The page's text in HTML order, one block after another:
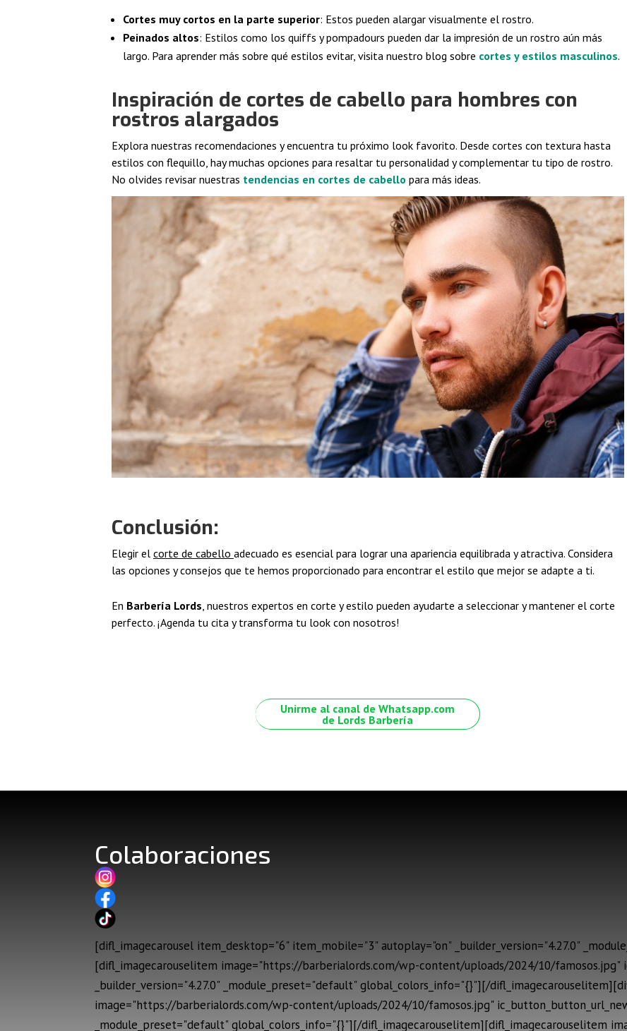
Cortes muy cortos en la parte superior: Estos pueden alargar visualmente el rostro.
Peinados altos: Estilos como los quiffs y pompadours pueden dar la impresión de un rostro aún más
largo. Para aprender más sobre qué estilos evitar, visita nuestro blog sobre cortes y estilos masculinos.
Inspiración de cortes de cabello para hombres con
rostros alargados
Explora nuestras recomendaciones y encuentra tu próximo look favorito. Desde cortes con textura hasta
estilos con flequillo, hay muchas opciones para resaltar tu personalidad y complementar tu tipo de rostro.
No olvides revisar nuestras tendencias en cortes de cabello para más ideas.
Conclusión:
Elegir el corte de cabello adecuado es esencial para lograr una apariencia equilibrada y atractiva. Considera
las opciones y consejos que te hemos proporcionado para encontrar el estilo que mejor se adapte a ti.
En Barbería Lords, nuestros expertos en corte y estilo pueden ayudarte a seleccionar y mantener el corte
perfecto. ¡Agenda tu cita y transforma tu look con nosotros!
Unirme al canal de Whatsapp.com
de Lords Barbería
Colaboraciones
[difl_imagecarousel item_desktop="6" item_mobile="3" autoplay="on" _builder_version="4.27.0"
[difl_imagecarouselitem image="https://barberialords.com/wp-content/uploads/2024/10/famosos.jpg"
_builder_version="4.27.0" _module_preset="default" global_colors_info="{}"][/
image="https://barberialords.com/wp-content/uploads/2024/10/famosos.jpg"
_module_preset="default" global_colors_info="{}"][/difl_imagecarouselitem][difl_imagecarouselitem